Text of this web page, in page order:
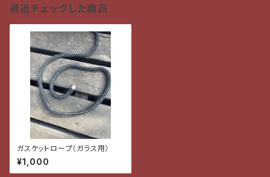
最近チェックした商品
ガスケットロープ（ガラス用）
¥1,000